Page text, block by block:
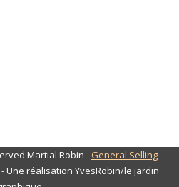
Martial Robin - General Selling
- Une réalisation YvesRobin/le jardin